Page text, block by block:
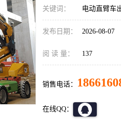
关键词： 电动直臂车
发布日期： 2026-08-07
阅 读 量： 137
销售电话：
在线QQ：